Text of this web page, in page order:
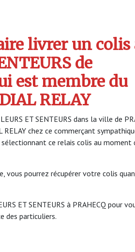
livrer un colis
de
est membre du
RELAY
ET SENTEURS dans la ville de
chez ce commerçant
ce relais colis au moment
vous pourrez récupérer votre colis
ET SENTEURS à PRAHECQ pour
des particuliers.